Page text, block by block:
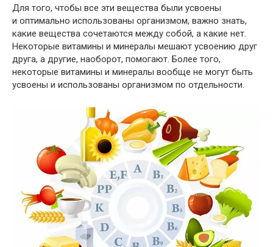
Для того, чтобы все эти вещества были усвоены
и оптимально использованы организмом, важно знать,
какие вещества сочетаются между собой, а какие нет.
Некоторые витамины и минералы мешают усвоению друг
друга, а другие, наоборот, помогают. Более того,
некоторые витамины и минералы вообще не могут быть
усвоены и использованы организмом по отдельности.